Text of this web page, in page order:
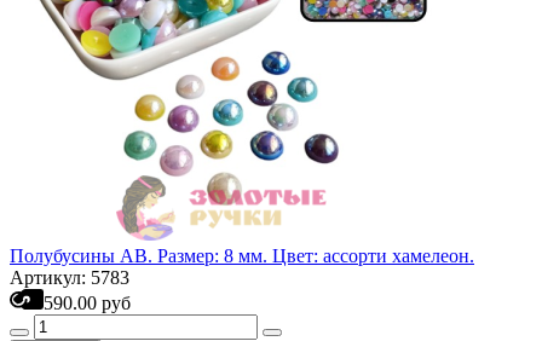
Полубусины АВ. Размер: 8 мм. Цвет: ассорти хамелеон.
Артикул: 5783
590.00 руб